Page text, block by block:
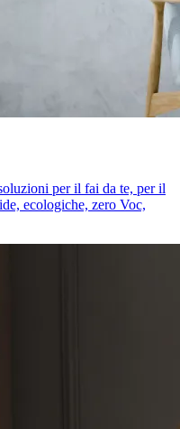
per il fai da te, per il
ecologiche, zero Voc,